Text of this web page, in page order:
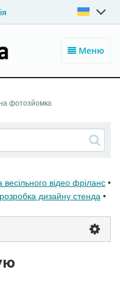
Меню
фотозйомка
весільного відео фріланс •
розробка дизайну стенда •